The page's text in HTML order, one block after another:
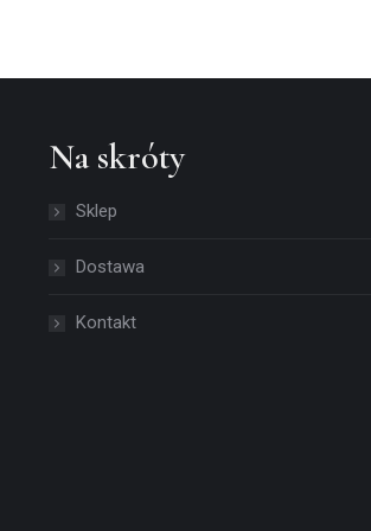
Na skróty
Sklep
Dostawa
Kontakt